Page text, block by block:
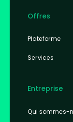
Offres
Plateforme
Services
Entreprise
Qui sommes-